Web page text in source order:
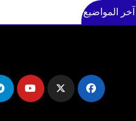
آخر المواضيع